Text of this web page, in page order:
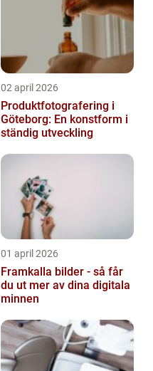
02 april 2026
Produktfotografering i
Göteborg: En konstform i
ständig utveckling
01 april 2026
Framkalla bilder - så får
du ut mer av dina digitala
minnen